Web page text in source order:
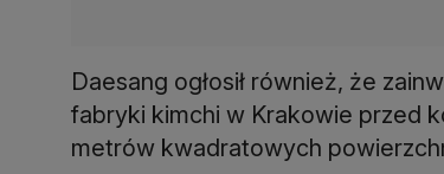
Daesang ogłosił również, że
fabryki kimchi w Krakowie przed